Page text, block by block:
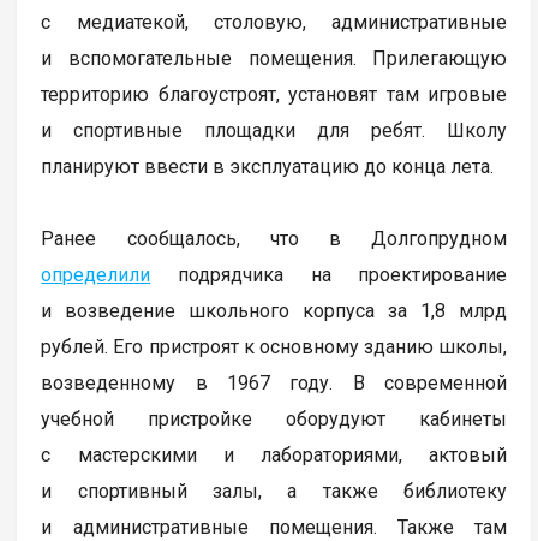
с медиатекой, столовую, административные
и вспомогательные помещения. Прилегающую
территорию благоустроят, установят там игровые
и спортивные площадки для ребят. Школу
планируют ввести в эксплуатацию до конца лета.
Ранее сообщалось, что в Долгопрудном
определили подрядчика на проектирование
и возведение школьного корпуса за 1,8 млрд
рублей. Его пристроят к основному зданию школы,
возведенному в 1967 году. В современной
учебной пристройке оборудуют кабинеты
с мастерскими и лабораториями, актовый
и спортивный залы, а также библиотеку
и административные помещения. Также там